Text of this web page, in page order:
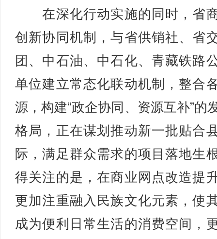
在深化行动实施的同时，省
创新协同机制，与省供销社、省
团、中石油、中石化、青藏铁路
单位建立常态化联动机制，整合
源，构建“政企协同、资源互补”的
格局，正在谋划推动新一批贴合
际，满足群众需求的项目落地生
得关注的是，在商业网点改造提
更加注重融入民族文化元素，使
成为便利日常生活的消费空间，